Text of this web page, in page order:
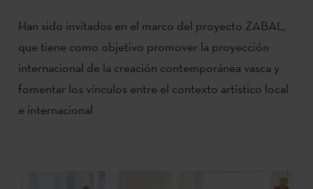
Han sido invitados en el marco del proyecto ZABAL,
que tiene como objetivo promover la proyección
internacional de la creación contemporánea vasca y
fomentar los vínculos entre el contexto artístico local
e internacional